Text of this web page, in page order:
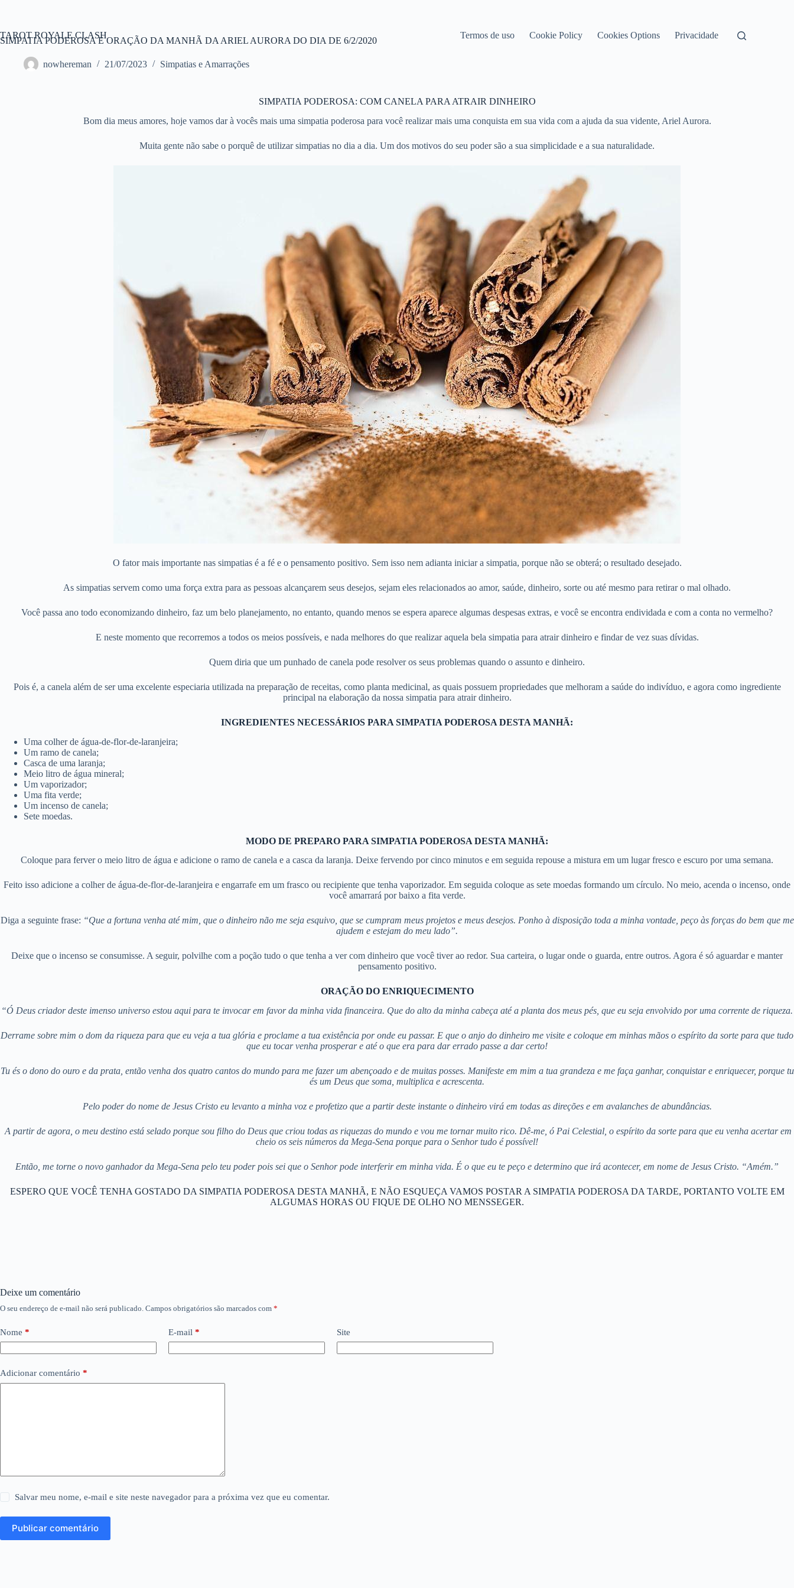
conteúdo
TAROT ROYALE CLASH Termos de uso Cookie Policy Cookies Options Privacidade
SIMPATIA PODEROSA E ORAÇÃO DA MANHÃ DA ARIEL AURORA DO DIA DE 6/2/2020
nowhereman 21/07/2023 Simpatias e Amarrações
SIMPATIA PODEROSA: COM CANELA PARA ATRAIR DINHEIRO
Bom dia meus amores, hoje vamos dar à vocês mais uma simpatia poderosa para você realizar mais uma conquista em sua vida com a ajuda da sua vidente, Ariel Aurora.
Muita gente não sabe o porquê de utilizar simpatias no dia a dia. Um dos motivos do seu poder são a sua simplicidade e a sua naturalidade.
O fator mais importante nas simpatias é a fé e o pensamento positivo. Sem isso nem adianta iniciar a simpatia, porque não se obterá; o resultado desejado.
As simpatias servem como uma força extra para as pessoas alcançarem seus desejos, sejam eles relacionados ao amor, saúde, dinheiro, sorte ou até mesmo para retirar o mal olhado.
Você passa ano todo economizando dinheiro, faz um belo planejamento, no entanto, quando menos se espera aparece algumas despesas extras, e você se encontra endividada e com a conta no vermelho?
E neste momento que recorremos a todos os meios possíveis, e nada melhores do que realizar aquela bela simpatia para atrair dinheiro e findar de vez suas dívidas.
Quem diria que um punhado de canela pode resolver os seus problemas quando o assunto e dinheiro.
Pois é, a canela além de ser uma excelente especiaria utilizada na preparação de receitas, como planta medicinal, as quais possuem propriedades que melhoram a saúde do indivíduo, e agora como ingrediente
principal na elaboração da nossa simpatia para atrair dinheiro.
INGREDIENTES NECESSÁRIOS PARA SIMPATIA PODEROSA DESTA MANHÃ:
Uma colher de água-de-flor-de-laranjeira;
Um ramo de canela;
Casca de uma laranja;
Meio litro de água mineral;
Um vaporizador;
Uma fita verde;
Um incenso de canela;
Sete moedas.
MODO DE PREPARO PARA SIMPATIA PODEROSA DESTA MANHÃ:
Coloque para ferver o meio litro de água e adicione o ramo de canela e a casca da laranja. Deixe fervendo por cinco minutos e em seguida repouse a mistura em um lugar fresco e escuro por uma semana.
Feito isso adicione a colher de água-de-flor-de-laranjeira e engarrafe em um frasco ou recipiente que tenha vaporizador. Em seguida coloque as sete moedas formando um círculo. No meio, acenda o incenso, onde
você amarrará por baixo a fita verde.
Diga a seguinte frase: “Que a fortuna venha até mim, que o dinheiro não me seja esquivo, que se cumpram meus projetos e meus desejos. Ponho à disposição toda a minha vontade, peço às forças do bem que me
ajudem e estejam do meu lado”.
Deixe que o incenso se consumisse. A seguir, polvilhe com a poção tudo o que tenha a ver com dinheiro que você tiver ao redor. Sua carteira, o lugar onde o guarda, entre outros. Agora é só aguardar e manter
pensamento positivo.
ORAÇÃO DO ENRIQUECIMENTO
“Ó Deus criador deste imenso universo estou aqui para te invocar em favor da minha vida financeira. Que do alto da minha cabeça até a planta dos meus pés, que eu seja envolvido por uma corrente de riqueza.
Derrame sobre mim o dom da riqueza para que eu veja a tua glória e proclame a tua existência por onde eu passar. E que o anjo do dinheiro me visite e coloque em minhas mãos o espírito da sorte para que tudo
que eu tocar venha prosperar e até o que era para dar errado passe a dar certo!
Tu és o dono do ouro e da prata, então venha dos quatro cantos do mundo para me fazer um abençoado e de muitas posses. Manifeste em mim a tua grandeza e me faça ganhar, conquistar e enriquecer, porque tu
és um Deus que soma, multiplica e acrescenta.
Pelo poder do nome de Jesus Cristo eu levanto a minha voz e profetizo que a partir deste instante o dinheiro virá em todas as direções e em avalanches de abundâncias.
A partir de agora, o meu destino está selado porque sou filho do Deus que criou todas as riquezas do mundo e vou me tornar muito rico. Dê-me, ó Pai Celestial, o espírito da sorte para que eu venha acertar em
cheio os seis números da Mega-Sena porque para o Senhor tudo é possível!
Então, me torne o novo ganhador da Mega-Sena pelo teu poder pois sei que o Senhor pode interferir em minha vida. É o que eu te peço e determino que irá acontecer, em nome de Jesus Cristo. “Amém.”
ESPERO QUE VOCÊ TENHA GOSTADO DA SIMPATIA PODEROSA DESTA MANHÃ, E NÃO ESQUEÇA VAMOS POSTAR A SIMPATIA PODEROSA DA TARDE, PORTANTO VOLTE EM
ALGUMAS HORAS OU FIQUE DE OLHO NO MENSSEGER.
Deixe um comentário
O seu endereço de e-mail não será publicado. Campos obrigatórios são marcados com *
Nome * E-mail * Site
Adicionar comentário *
Salvar meu nome, e-mail e site neste navegador para a próxima vez que eu comentar.
Publicar comentário